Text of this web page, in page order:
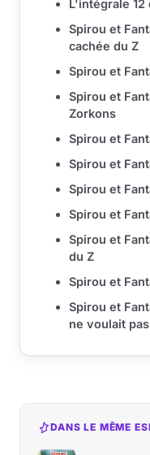
L'intégrale 12
Spirou et
cachée du Z
Spirou et
Spirou et
Zorkons
Spirou et
Spirou et
Spirou et
Spirou et
Spirou et
du Z
Spirou et
Spirou et
ne voulait
DANS LE MÊME